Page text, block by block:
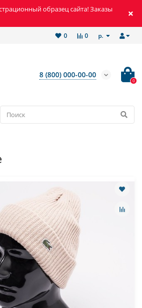
образец сайта! Заказы
р.
0
0
8 (800) 000-00-00
0